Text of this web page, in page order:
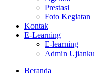
Prestasi
Foto Kegiatan
Kontak
E-Learning
E-learning
Admin Ujianku
Beranda